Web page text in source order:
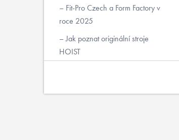
Fit-Pro Czech a Form Factory v
roce 2025
Jak poznat originální stroje
HOIST